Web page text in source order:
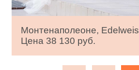
Монтенаполеоне, Edelweis
Цена 38 130 руб.